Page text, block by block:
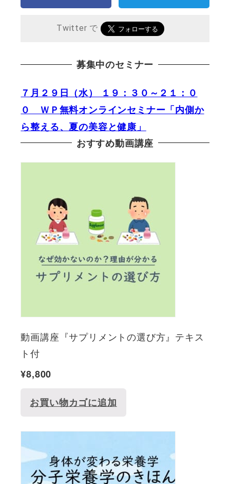
Twitter で
募集中のセミナー
７月２９日（水） １９：３０～２１：０
０ ＷＰ無料オンラインセミナー「内側か
ら整える、夏の美容と健康」
おすすめ動画講座
動画講座『サプリメントの選び方』テキス
ト付
¥8,800
お買い物カゴに追加